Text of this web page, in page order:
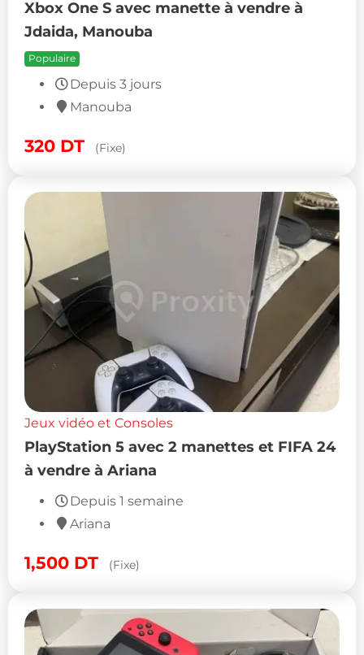
Xbox One S avec manette à vendre à
Jdaida, Manouba
Populaire
Depuis 3 jours
Manouba
320 DT (Fixe)
Jeux vidéo et Consoles
PlayStation 5 avec 2 manettes et FIFA 24
à vendre à Ariana
Depuis 1 semaine
Ariana
1,500 DT (Fixe)